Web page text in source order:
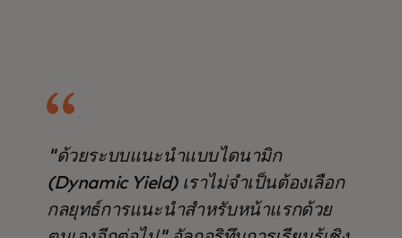
"ด้วยระบบแนะนำแบบไดนามิก
(Dynamic Yield) เราไม่จำเป็นต้องเลือก
กลยุทธ์การแนะนำสำหรับหน้าแรกด้วย